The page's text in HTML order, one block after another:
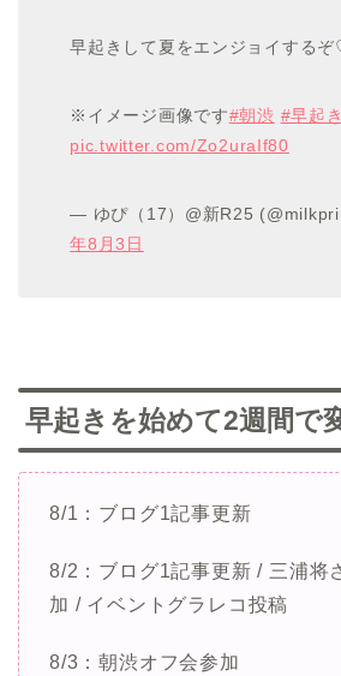
早起きして夏をエンジョイする
※イメージ画像です#朝渋 #早起
pic.twitter.com/Zo2uraIf80
— ゆぴ（17）@新R25
年8月3日
早起きを始めて2週間で
8/1：ブログ1記事更新
8/2：ブログ1記事更新 / 三浦将
加 / イベントグラレコ投稿
8/3：朝渋オフ会参加